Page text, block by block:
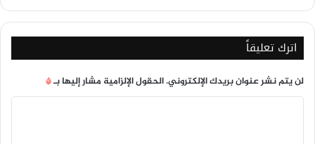
اترك تعليقاً
لن يتم نشر عنوان بريدك الإلكتروني.الحقول الإلزامية مشار إليها بـ*